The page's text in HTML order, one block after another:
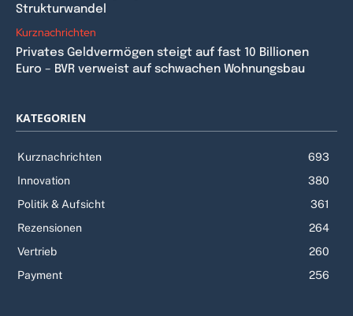
Strukturwandel
Kurznachrichten
Privates Geldvermögen steigt auf fast 10 Billionen
Euro – BVR verweist auf schwachen Wohnungsbau
KATEGORIEN
Kurznachrichten
693
Innovation
380
Politik & Aufsicht
361
Rezensionen
264
Vertrieb
260
Payment
256